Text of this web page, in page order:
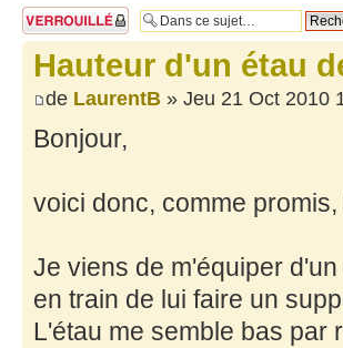
Sujet verrouillé
Hauteur d'un étau
de LaurentB » Jeu 21 Oct 2010
Bonjour,
voici donc, comme
Je viens de m'équiper
en train de lui faire un
L'étau me semble bas par